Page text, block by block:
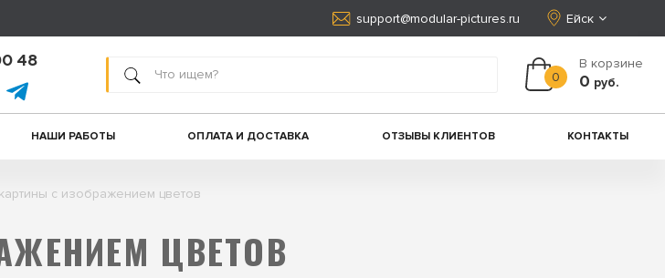
support@modular-pictures.ru Ейск
48
0
В корзине
0 руб.
НАШИ РАБОТЫ ОПЛАТА И ДОСТАВКА ОТЗЫВЫ КЛИЕНТОВ КОНТАКТЫ
с изображением цветов
ЦВЕТОВ